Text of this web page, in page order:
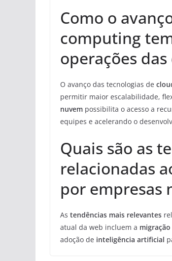
Como o
computing
operações
O avanço das tecnologias de
permitir maior escalabilidade,
nuvem possibilita o acesso a
equipes e acelerando o
Quais são as
relacionadas
por empresas
As tendências mais relevantes
atual da web incluem a
adoção de inteligência artificial